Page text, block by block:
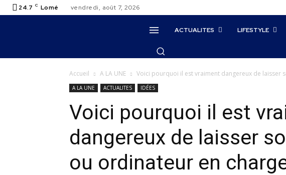
24.7 C Lomé vendredi, août 7, 2026
ACTUALITES LIFESTYLE
Accueil A LA UNE Voici pourquoi il est vraiment dangereux de laisser
A LA UNE ACTUALITES IDÉES
Voici pourquoi il est
dangereux de laisser
ou ordinateur en